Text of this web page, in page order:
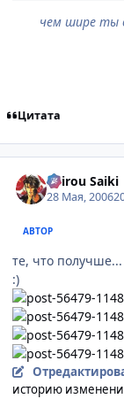
чем шире ты
Цитата
Shirou Saiki
28 Мая, 2006
АВТОР
те, что
:)
историю